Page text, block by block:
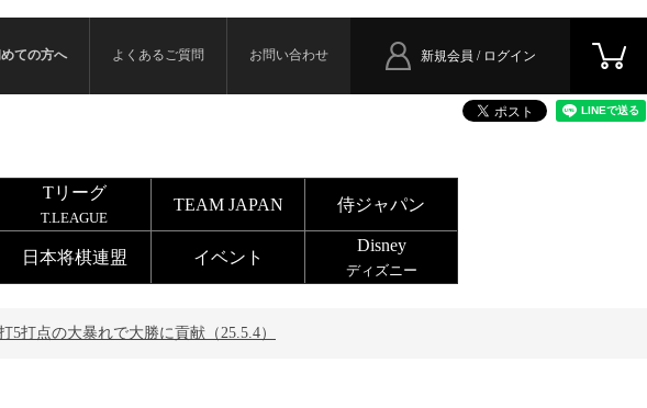
新規会員 / ログイン
ての方へ よくあるご質問 お問い合わせ
Tリーグ
T.LEAGUE
TEAM JAPAN 侍ジャパン
日本将棋連盟 イベント
Disney
ディズニー
5打点の大暴れで大勝に貢献（25.5.4）